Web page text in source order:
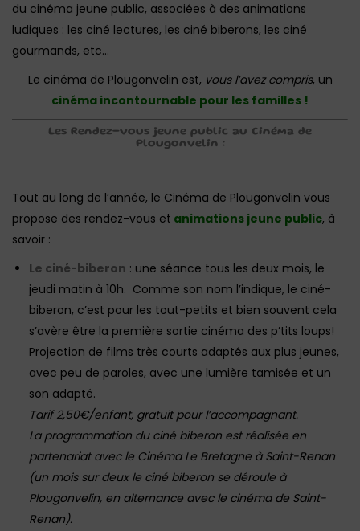
du cinéma jeune public, associées à des animations
ludiques : les ciné lectures, les ciné biberons, les ciné
gourmands, etc…
Le cinéma de Plougonvelin est, vous l’avez compris, un
cinéma incontournable pour les familles !
Les Rendez-vous jeune public au Cinéma de
Plougonvelin :
Tout au long de l’année, le Cinéma de Plougonvelin vous
propose des rendez-vous et animations jeune public, à
savoir :
Le ciné-biberon : une séance tous les deux mois, le
jeudi matin à 10h. Comme son nom l’indique, le ciné-
biberon, c’est pour les tout-petits et bien souvent cela
s’avère être la première sortie cinéma des p’tits loups!
Projection de films très courts adaptés aux plus jeunes,
avec peu de paroles, avec une lumière tamisée et un
son adapté.
Tarif 2,50€/enfant, gratuit pour l’accompagnant.
La programmation du ciné biberon est réalisée en
partenariat avec le Cinéma Le Bretagne à Saint-Renan
(un mois sur deux le ciné biberon se déroule à
Plougonvelin, en alternance avec le cinéma de Saint-
Renan).